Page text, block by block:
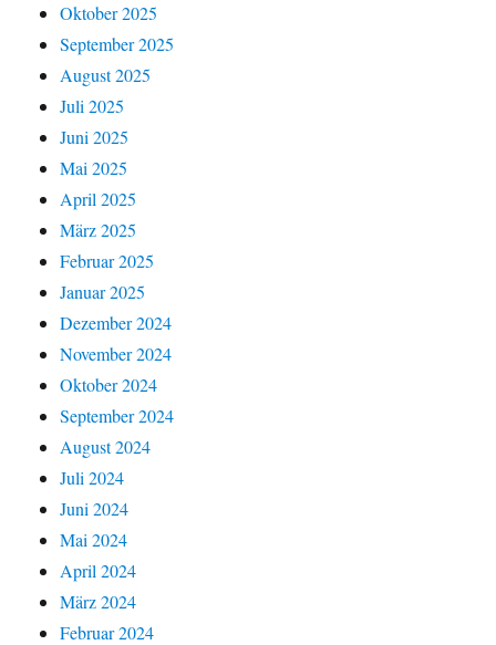
Oktober 2025
September 2025
August 2025
Juli 2025
Juni 2025
Mai 2025
April 2025
März 2025
Februar 2025
Januar 2025
Dezember 2024
November 2024
Oktober 2024
September 2024
August 2024
Juli 2024
Juni 2024
Mai 2024
April 2024
März 2024
Februar 2024